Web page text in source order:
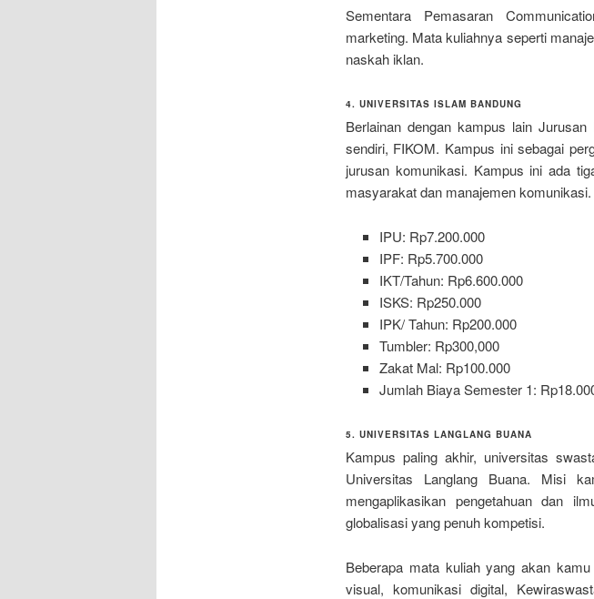
Sementara Pemasaran
marketing. Mata kuliahnya seperti
naskah iklan.
4. UNIVERSITAS ISLAM BANDUNG
Berlainan dengan kampus lain
sendiri, FIKOM. Kampus ini sebagai
jurusan komunikasi. Kampus ini ada
masyarakat dan manajemen
IPU: Rp7.200.000
IPF: Rp5.700.000
IKT/Tahun: Rp6.600.000
ISKS: Rp250.000
IPK/ Tahun: Rp200.000
Tumbler: Rp300,000
Zakat Mal: Rp100.000
Jumlah Biaya Semester 1:
5. UNIVERSITAS LANGLANG BUANA
Kampus paling akhir, universitas
Universitas Langlang Buana. Misi
mengaplikasikan pengetahuan dan
globalisasi yang penuh kompetisi.
Beberapa mata kuliah yang akan
visual, komunikasi digital,